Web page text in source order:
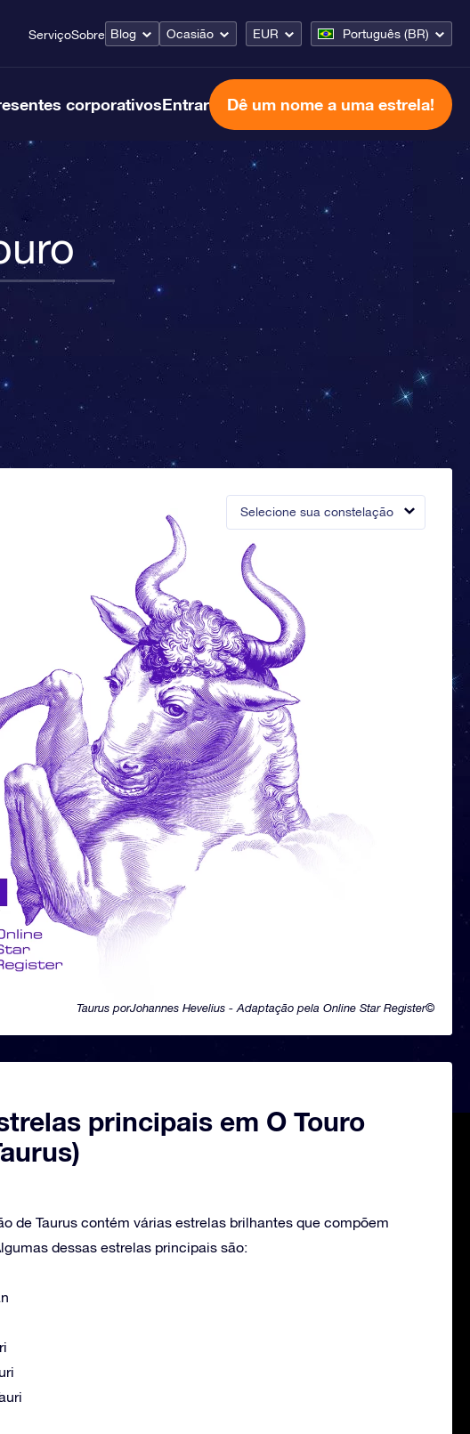
ServiçoSobre Blog Ocasião EUR Português (BR)
corporativosEntrar Dê um nome a uma estrela!
Selecione sua constelação
Taurus porJohannes Hevelius - Adaptação pela Online Star Register©
principais em O Touro
de Taurus contém várias estrelas brilhantes que compõem
dessas estrelas principais são: